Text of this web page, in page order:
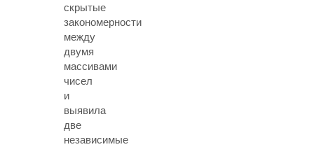
скрытые
закономерности
между
двумя
массивами
чисел
и
выявила
две
независимые